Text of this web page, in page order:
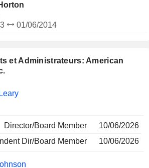
et Administrateurs: American
Director/Board Member
10/06/2026
Dir/Board Member
10/06/2026
01/06/2014